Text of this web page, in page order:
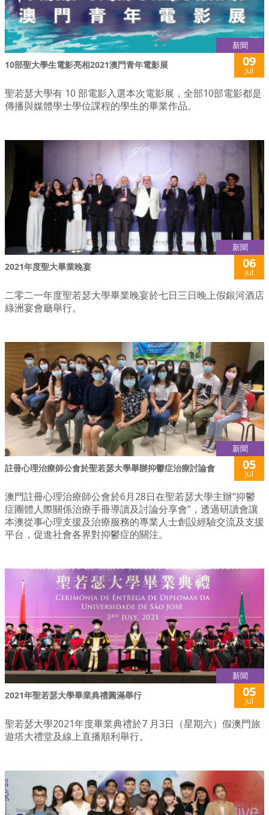
新聞
10部聖大學生電影亮相2021澳門青年電影展 09
Jul
聖若瑟大學有 10 部電影入選本次電影展，全部10部電影都是
傳播與媒體學士學位課程的學生的畢業作品。
新聞
2021年度聖大畢業晚宴 06
Jul
二零二一年度聖若瑟大學畢業晚宴於七日三日晚上假銀河酒店
綠洲宴會廳舉行。
新聞
註冊心理治療師公會於聖若瑟大學舉辦抑鬱症治療討論會 05
Jul
澳門註冊心理治療師公會於6月28日在聖若瑟大學主辦“抑鬱
症團體人際關係治療手冊導讀及討論分享會”，透過研讀會讓
本澳從事心理支援及治療服務的專業人士創設經驗交流及支援
平台，促進社會各界對抑鬱症的關注。
新聞
2021年聖若瑟大學畢業典禮圓滿舉行 05
Jul
聖若瑟大學2021年度畢業典禮於7 月3日（星期六）假澳門旅
遊塔大禮堂及線上直播順利舉行。